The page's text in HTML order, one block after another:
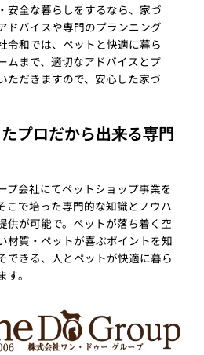
安全な暮らしをするなら、家づ
ドバイスや専門のプランニング
令和では、ペットと快適に暮ら
ムまで、適切なアドバイスとプ
ただきますので、安心した家づ
プロだから出来る専門
プ会社にてペットショップ事業を
こで培った専門的な知識とノウハ
供が可能で。ペットが落ち着く空
材質・ペットが喜ぶポイントを知
できる、人とペットが快適に暮ら
。